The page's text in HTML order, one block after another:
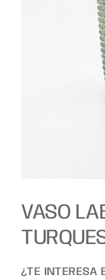
VASO
¿TE INTERESA